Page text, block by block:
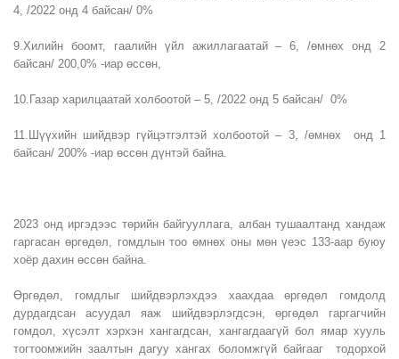
4, /2022 онд 4 байсан/ 0%
9.Хилийн боомт, гаалийн үйл ажиллагаатай – 6, /өмнөх онд 2
байсан/ 200,0% -иар өссөн,
10.Газар харилцаатай холбоотой – 5, /2022 онд 5 байсан/ 0%
11.Шүүхийн шийдвэр гүйцэтгэлтэй холбоотой – 3, /өмнөх онд 1
байсан/ 200% -иар өссөн дүнтэй байна.
2023 онд иргэдээс төрийн байгууллага, албан тушаалтанд хандаж
гаргасан өргөдөл, гомдлын тоо өмнөх оны мөн үеэс 133-аар буюу
хоёр дахин өссөн байна.
Өргөдөл, гомдлыг шийдвэрлэхдээ хаахдаа өргөдөл гомдолд
дурдагдсан асуудал яаж шийдвэрлэгдсэн, өргөдөл гаргагчийн
гомдол, хүсэлт хэрхэн хангагдсан, хангагдаагүй бол ямар хууль
тогтоомжийн заалтын дагуу хангах боломжгүй байгааг тодорхой